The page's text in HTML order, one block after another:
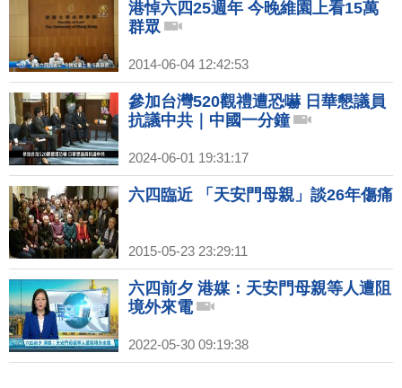
港悼六四25週年 今晚維園上看15萬
群眾
2014-06-04 12:42:53
參加台灣520觀禮遭恐嚇 日華懇議員
抗議中共｜中國一分鐘
2024-06-01 19:31:17
六四臨近 「天安門母親」談26年傷痛
2015-05-23 23:29:11
六四前夕 港媒：天安門母親等人遭阻
境外來電
2022-05-30 09:19:38